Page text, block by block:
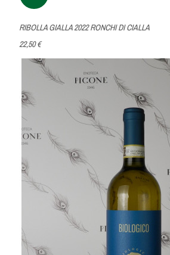
RIBOLLA GIALLA 2022 RONCHI DI CIALLA
22,50 €